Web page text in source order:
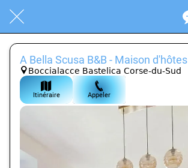
A Bella Scusa B&B - Maison d'hôtes
Boccialacce Bastelica Corse-du-Sud
Itinéraire Appeler